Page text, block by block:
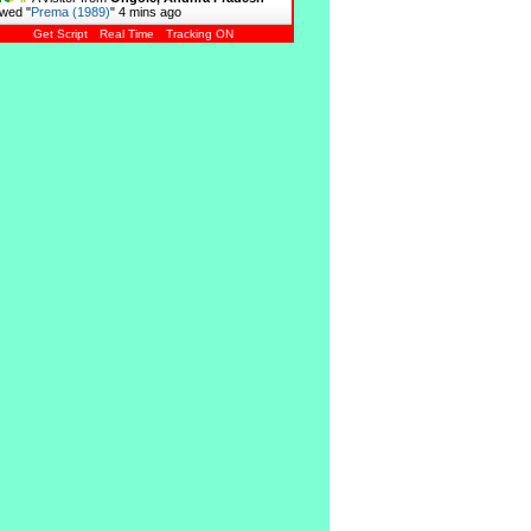
"Prema (1989)" 4 mins ago
Get Script Real Time Tracking ON